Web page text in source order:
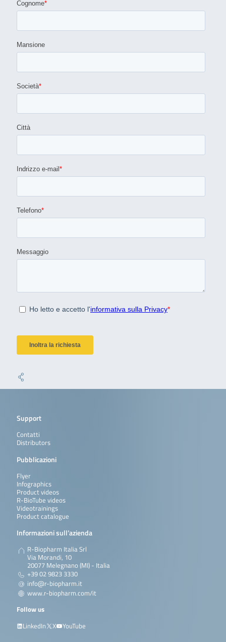
Support
Contatti
Distributors
Pubblicazioni
Flyer
Infographics
Product videos
R-BioTube videos
Videotrainings
Product catalogue
Informazioni sull’azienda
R-Biopharm Italia Srl
Via Morandi, 10
20077 Melegnano (MI) - Italia
+39 02 9823 3330
info@r-biopharm.it
www.r-biopharm.com/it
Follow us
LinkedIn
X YouTube